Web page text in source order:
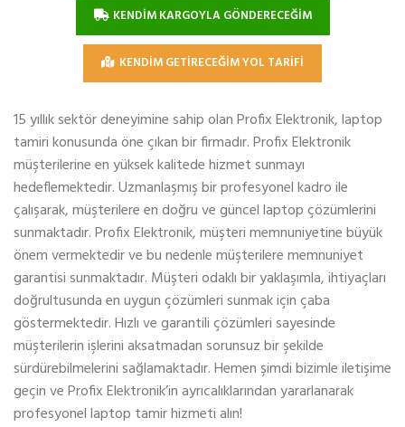
KENDİM KARGOYLA GÖNDERECEĞİM
KENDİM GETİRECEĞİM YOL TARİFİ
15 yıllık sektör deneyimine sahip olan Profix Elektronik, laptop
tamiri konusunda öne çıkan bir firmadır. Profix Elektronik
müşterilerine en yüksek kalitede hizmet sunmayı
hedeflemektedir. Uzmanlaşmış bir profesyonel kadro ile
çalışarak, müşterilere en doğru ve güncel laptop çözümlerini
sunmaktadır. Profix Elektronik, müşteri memnuniyetine büyük
önem vermektedir ve bu nedenle müşterilere memnuniyet
garantisi sunmaktadır. Müşteri odaklı bir yaklaşımla, ihtiyaçları
doğrultusunda en uygun çözümleri sunmak için çaba
göstermektedir. Hızlı ve garantili çözümleri sayesinde
müşterilerin işlerini aksatmadan sorunsuz bir şekilde
sürdürebilmelerini sağlamaktadır. Hemen şimdi bizimle iletişime
geçin ve Profix Elektronik’in ayrıcalıklarından yararlanarak
profesyonel laptop tamir hizmeti alın!